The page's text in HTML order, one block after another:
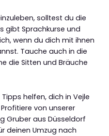
solltest du die
gibt Sprachkurse und
wenn du dich mit ihnen
Tauche auch in die
die Sitten und Bräuche
helfen, dich in Vejle
von unserer
Gruber aus Düsseldorf
deinen Umzug nach